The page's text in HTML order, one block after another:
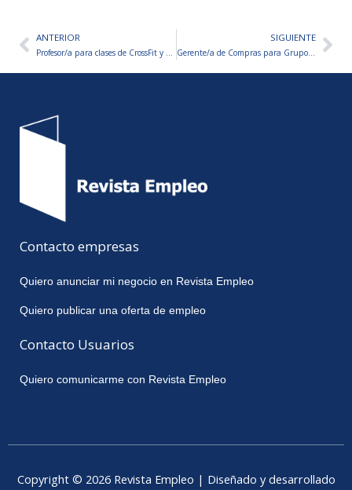
AntANTERIOR
Profesor/a para clases de CrossFit y Entrenamiento Funcional
SIGUIENTE
Gerente/a de Compras para Grupo Gastronómico
Contacto empresas
Quiero anunciar mi negocio en Revista Empleo
Quiero publicar una oferta de empleo
Contacto Usuarios
Quiero comunicarme con Revista Empleo
Copyright © 2026 Revista Empleo | Diseñado y desarrollado